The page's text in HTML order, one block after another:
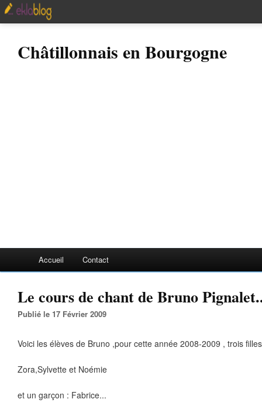
Châtillonnais en Bourgogne
Accueil Contact
Le cours de chant de Bruno
Publié le 17 Février 2009
Voici les élèves de Bruno ,pour cette année 2008-2009 , trois
Zora,Sylvette et Noémie
et un garçon : Fabrice...